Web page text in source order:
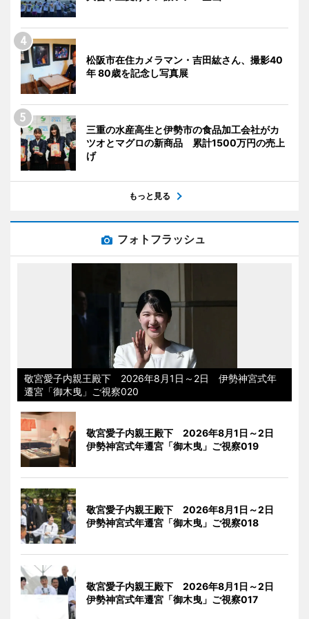
松阪市在住カメラマン・吉田紘さん、撮影40
年 80歳を記念し写真展
三重の水産高生と伊勢市の食品加工会社がカ
ツオとマグロの新商品 累計1500万円の売上
げ
もっと見る
フォトフラッシュ
敬宮愛子内親王殿下 2026年8月1日～2日 伊勢神宮式年
遷宮「御木曳」ご視察020
敬宮愛子内親王殿下 2026年8月1日～2日
伊勢神宮式年遷宮「御木曳」ご視察019
敬宮愛子内親王殿下 2026年8月1日～2日
伊勢神宮式年遷宮「御木曳」ご視察018
敬宮愛子内親王殿下 2026年8月1日～2日
伊勢神宮式年遷宮「御木曳」ご視察017